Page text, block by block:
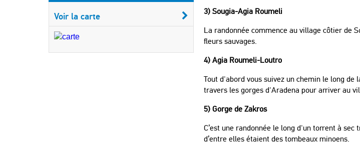
Voir la carte
3) Sougia-Agia Roumeli
La randonnée commence au village côtier de
fleurs sauvages.
4) Agia Roumeli-Loutro
Tout d'abord vous suivez un chemin le long
travers les gorges d'Aradena pour arriver au
5) Gorge de Zakros
C’est une randonnée le long d'un torrent à
d’entre elles étaient des tombeaux minoens.